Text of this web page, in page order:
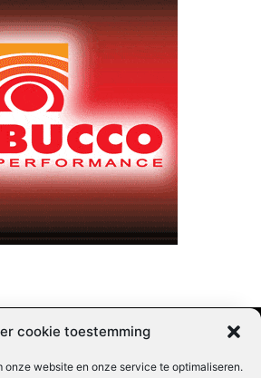
cookie toestemming
onze website en onze service te optimaliseren.